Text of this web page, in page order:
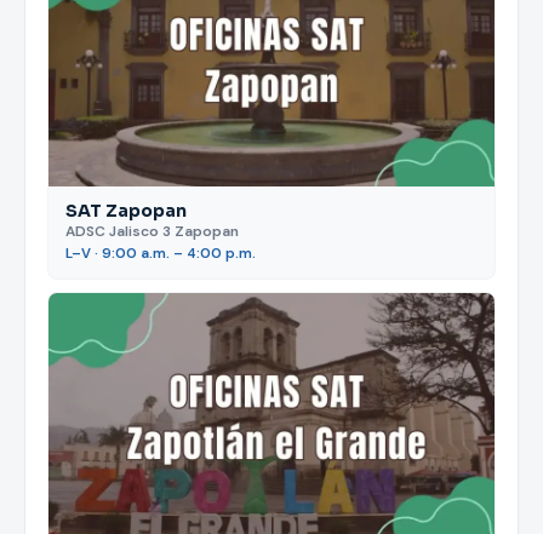
SAT Zapopan
ADSC Jalisco 3 Zapopan
L–V · 9:00 a.m. – 4:00 p.m.